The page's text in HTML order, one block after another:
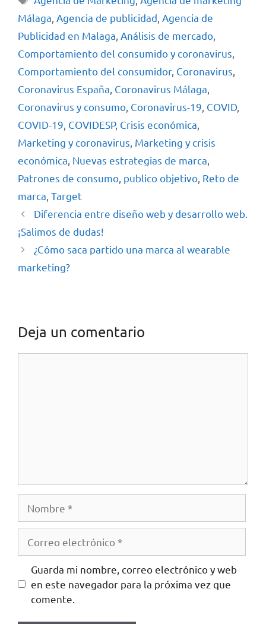
Málaga Agencia de publicidad Agencia de
Publicidad en Malaga Análisis de mercado
Comportamiento del consumido y coronavirus
Comportamiento del consumidor, Coronavirus
Coronavirus España Coronavirus Málaga
Coronavirus y consumo Coronavirus-19 COVID
COVID-19 COVIDESP, Crisis económica
Marketing y coronavirus Marketing y crisis
económica Nuevas estrategias de marca
Patrones de consumo publico objetivo Reto de
marca Target
Diferencia entre diseño web y desarrollo web.
¡Salimos de dudas!
¿Cómo saca partido una marca al wearable
marketing?
Deja un comentario
Guarda mi nombre, correo electrónico y web
en este navegador para la próxima vez que
comente.